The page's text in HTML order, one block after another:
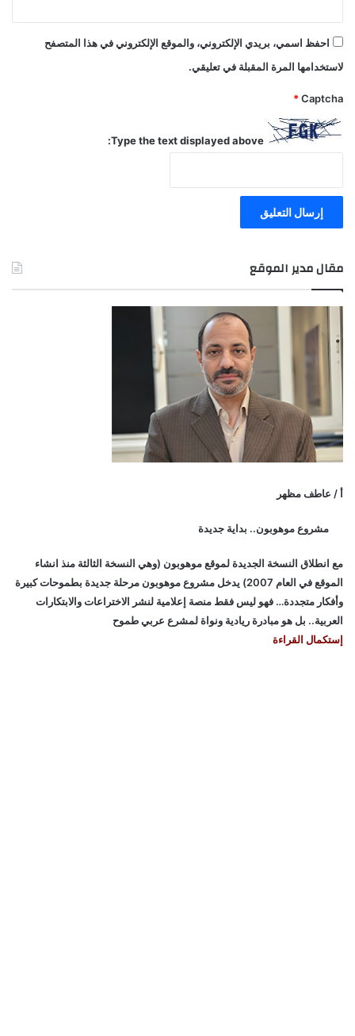
احفظ اسمي، بريدي الإلكتروني، والموقع الإلكتروني في هذا المتصفح
لاستخدامها المرة المقبلة في تعليقي.
Captcha
*
Type the text displayed above:
مقال مدير الموقع
أ / عاطف مظهر
مشروع موهوبون.. بداية جديدة
مع انطلاق النسخة الجديدة لموقع موهوبون (وهي النسخة الثالثة منذ انشاء
الموقع في العام 2007) يدخل مشروع موهوبون مرحلة جديدة بطموحات كبيرة
وأفكار متجددة… فهو ليس فقط منصة إعلامية لنشر الاختراعات والابتكارات
العربية.. بل هو مبادرة ريادية ونواة لمشرع عربي طموح
إستكمال القراءة